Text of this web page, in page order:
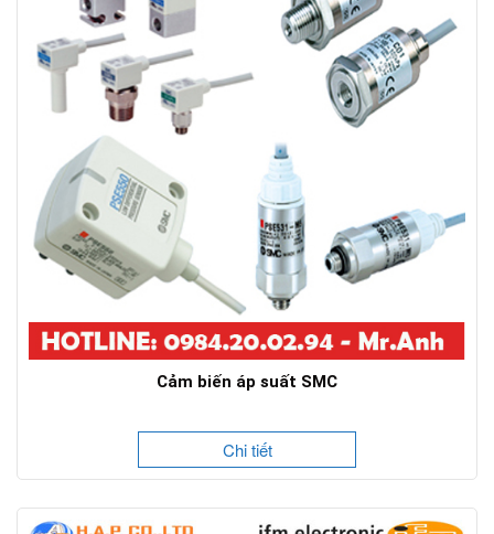
Cảm biến áp suất SMC
Chi tiết